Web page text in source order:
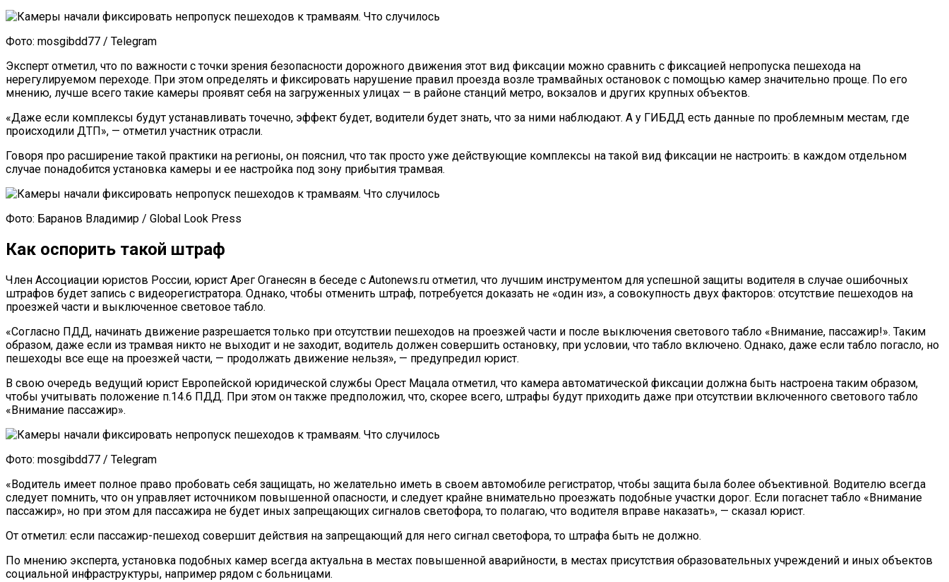
Фото: mosgibdd77 / Telegram
Эксперт отметил, что по важности с точки зрения безопасности дорожного движения этот вид фиксации можно сравнить с фиксацией непропуска пешехода на
нерегулируемом переходе. При этом определять и фиксировать нарушение правил проезда возле трамвайных остановок с помощью камер значительно проще. По его
мнению, лучше всего такие камеры проявят себя на загруженных улицах — в районе станций метро, вокзалов и других крупных объектов.
«Даже если комплексы будут устанавливать точечно, эффект будет, водители будет знать, что за ними наблюдают. А у ГИБДД есть данные по проблемным местам, где
происходили ДТП», — отметил участник отрасли.
Говоря про расширение такой практики на регионы, он пояснил, что так просто уже действующие комплексы на такой вид фиксации не настроить: в каждом отдельном
случае понадобится установка камеры и ее настройка под зону прибытия трамвая.
Фото: Баранов Владимир / Global Look Press
Как оспорить такой штраф
Член Ассоциации юристов России, юрист Арег Оганесян в беседе с Autonews.ru отметил, что лучшим инструментом для успешной защиты водителя в случае ошибочных
штрафов будет запись с видеорегистратора. Однако, чтобы отменить штраф, потребуется доказать не «один из», а совокупность двух факторов: отсутствие пешеходов на
проезжей части и выключенное световое табло.
«Согласно ПДД, начинать движение разрешается только при отсутствии пешеходов на проезжей части и после выключения светового табло «Внимание, пассажир!». Таким
образом, даже если из трамвая никто не выходит и не заходит, водитель должен совершить остановку, при условии, что табло включено. Однако, даже если табло погасло, но
пешеходы все еще на проезжей части, — продолжать движение нельзя», — предупредил юрист.
В свою очередь ведущий юрист Европейской юридической службы Орест Мацала отметил, что камера автоматической фиксации должна быть настроена таким образом,
чтобы учитывать положение п.14.6 ПДД. При этом он также предположил, что, скорее всего, штрафы будут приходить даже при отсутствии включенного светового табло
«Внимание пассажир».
Фото: mosgibdd77 / Telegram
«Водитель имеет полное право пробовать себя защищать, но желательно иметь в своем автомобиле регистратор, чтобы защита была более объективной. Водителю всегда
следует помнить, что он управляет источником повышенной опасности, и следует крайне внимательно проезжать подобные участки дорог. Если погаснет табло «Внимание
пассажир», но при этом для пассажира не будет иных запрещающих сигналов светофора, то полагаю, что водителя вправе наказать», — сказал юрист.
От отметил: если пассажир-пешеход совершит действия на запрещающий для него сигнал светофора, то штрафа быть не должно.
По мнению эксперта, установка подобных камер всегда актуальна в местах повышенной аварийности, в местах присутствия образовательных учреждений и иных объектов
социальной инфраструктуры, например рядом с больницами.